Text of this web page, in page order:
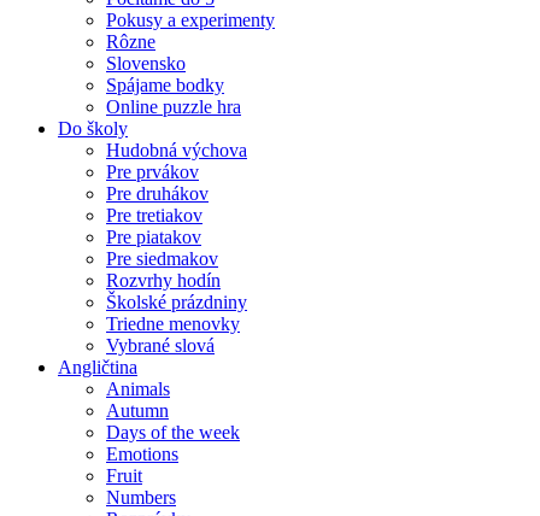
Pokusy a experimenty
Rôzne
Slovensko
Spájame bodky
Online puzzle hra
Do školy
Hudobná výchova
Pre prvákov
Pre druhákov
Pre tretiakov
Pre piatakov
Pre siedmakov
Rozvrhy hodín
Školské prázdniny
Triedne menovky
Vybrané slová
Angličtina
Animals
Autumn
Days of the week
Emotions
Fruit
Numbers